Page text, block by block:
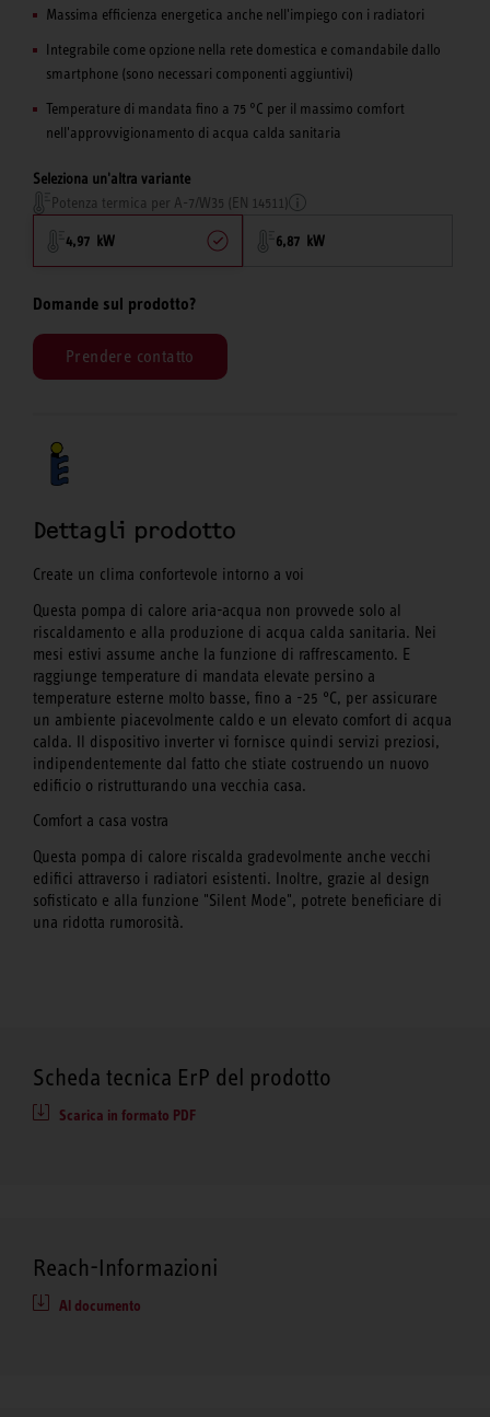
Massima efficienza energetica anche nell'impiego con i radiatori
Integrabile come opzione nella rete domestica e comandabile dallo
smartphone (sono necessari componenti aggiuntivi)
Temperature di mandata fino a 75 °C per il massimo comfort
nell'approvvigionamento di acqua calda sanitaria
Seleziona un'altra variante
Potenza termica per A-7/W35 (EN 14511)
4,97 kW 6,87 kW
Domande sul prodotto?
Prendere contatto
Dettagli prodotto
Create un clima confortevole intorno a voi
Questa pompa di calore aria-acqua non provvede solo al
riscaldamento e alla produzione di acqua calda sanitaria. Nei
mesi estivi assume anche la funzione di raffrescamento. E
raggiunge temperature di mandata elevate persino a
temperature esterne molto basse, fino a -25 °C, per assicurare
un ambiente piacevolmente caldo e un elevato comfort di acqua
calda. Il dispositivo inverter vi fornisce quindi servizi preziosi,
indipendentemente dal fatto che stiate costruendo un nuovo
edificio o ristrutturando una vecchia casa.
Comfort a casa vostra
Questa pompa di calore riscalda gradevolmente anche vecchi
edifici attraverso i radiatori esistenti. Inoltre, grazie al design
sofisticato e alla funzione "Silent Mode", potrete beneficiare di
una ridotta rumorosità.
Scheda tecnica ErP del prodotto
Scarica in formato PDF
Reach-Informazioni
Al documento